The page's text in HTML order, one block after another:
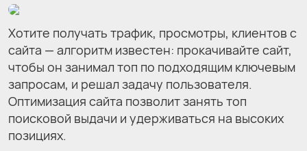
Хотите получать трафик, просмотры, клиентов с
сайта — алгоритм известен: прокачивайте сайт,
чтобы он занимал топ по подходящим ключевым
запросам, и решал задачу пользователя.
Оптимизация сайта позволит занять топ
поисковой выдачи и удерживаться на высоких
позициях.